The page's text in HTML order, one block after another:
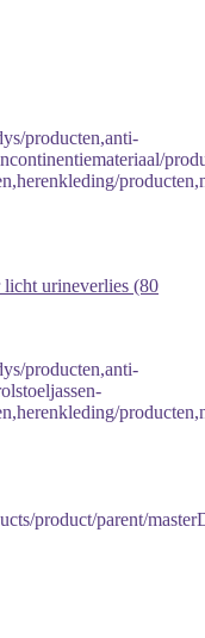
producten,anti-
urineverlies (80
producten,anti-
product/parent/